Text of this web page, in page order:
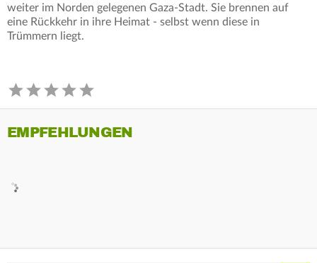
weiter im Norden gelegenen Gaza-Stadt. Sie brennen auf
eine Rückkehr in ihre Heimat - selbst wenn diese in
Trümmern liegt.
EMPFEHLUNGEN